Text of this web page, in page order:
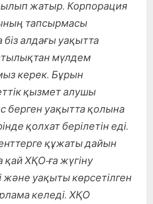
жатыр. Корпорация
тапсырмасы
алдағы уақытта
мүлдем
керек. Бұрын
қызмет алушы
берген уақытта қолына
қолхат берілетін еді.
құжаты дайын
қай ХҚО-ға жүгіну
және уақыты көрсетілген
келеді. ХҚО